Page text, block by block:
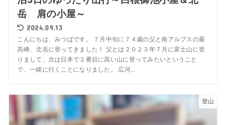
岳 肩の小屋～
2024.09.13
こんにちは、みつばです。 ７月中旬に７４歳の父と南アルプスの最
高峰、北岳に登ってきました！ 父とは２０２３年７月に富士山に登
りまして、次は日本で２番目に高い山に登ってみたいということ
で、一緒に行くことになりました。 広河...
登山